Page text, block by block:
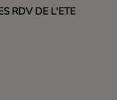
RDV DE L'ETE